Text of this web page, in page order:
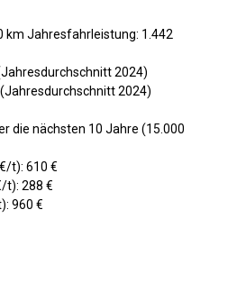
km Jahresfahrleistung: 1.442
2024)
2024)
die nächsten 10 Jahre (15.000
t): 610 €
t): 288 €
960 €